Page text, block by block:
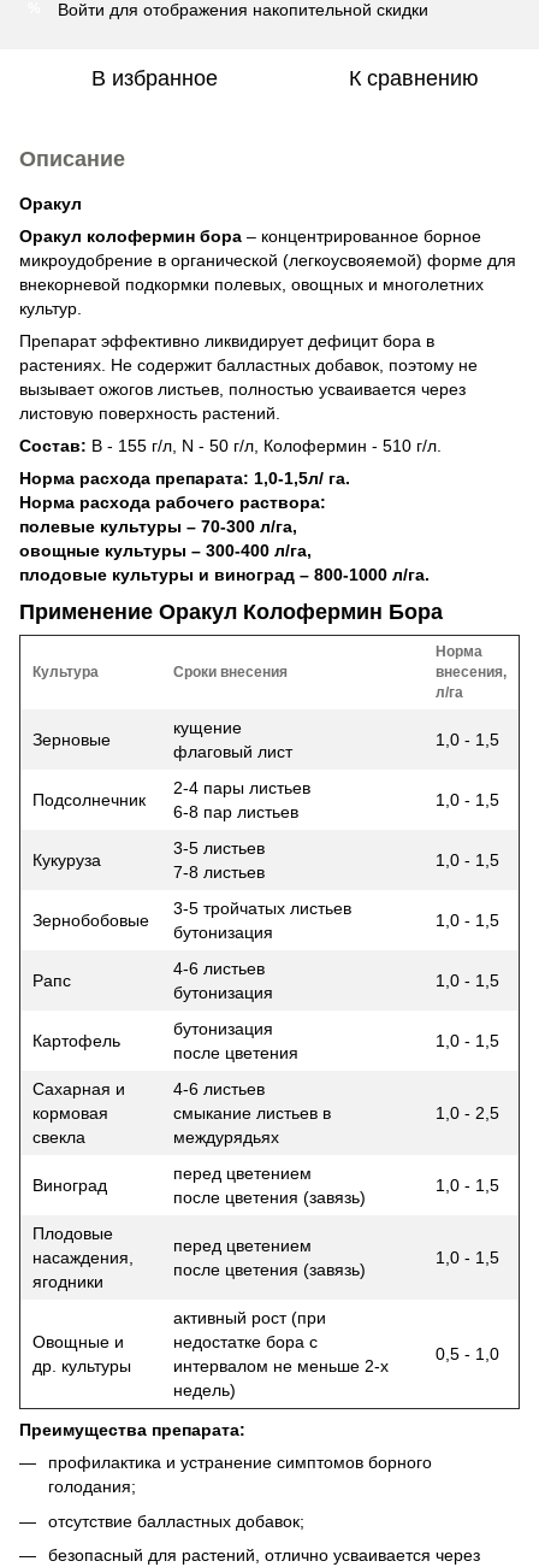
Войти для отображения накопительной скидки
В избранное К сравнению
Описание
Оракул
Оракул колофермин бора – концентрированное борное
микроудобрение в органической (легкоусвояемой) форме для
внекорневой подкормки полевых, овощных и многолетних
культур.
Препарат эффективно ликвидирует дефицит бора в
растениях. Не содержит балластных добавок, поэтому не
вызывает ожогов листьев, полностью усваивается через
листовую поверхность растений.
Состав: B - 155 г/л, N - 50 г/л, Колофермин - 510 г/л.
Норма расхода препарата: 1,0-1,5л/ га.
Норма расхода рабочего раствора:
полевые культуры – 70-300 л/га,
овощные культуры – 300-400 л/га,
плодовые культуры и виноград – 800-1000 л/га.
Применение Оракул Колофермин Бора
Культура Сроки внесения
Норма
внесения,
л/га
Зерновые
кущение
флаговый лист
1,0 - 1,5
Подсолнечник
2-4 пары листьев
6-8 пар листьев
1,0 - 1,5
Кукуруза
3-5 листьев
7-8 листьев
1,0 - 1,5
Зернобобовые
3-5 тройчатых листьев
бутонизация
1,0 - 1,5
Рапс
4-6 листьев
бутонизация
1,0 - 1,5
Картофель
бутонизация
после цветения
1,0 - 1,5
Сахарная и
кормовая
свекла
4-6 листьев
смыкание листьев в
междурядьях
1,0 - 2,5
Виноград
перед цветением
после цветения (завязь)
1,0 - 1,5
Плодовые
насаждения,
ягодники
перед цветением
после цветения (завязь)
1,0 - 1,5
Овощные и
др. культуры
активный рост (при
недостатке бора с
интервалом не меньше 2-х
недель)
0,5 - 1,0
Преимущества препарата:
профилактика и устранение симптомов борного
голодания;
отсутствие балластных добавок;
безопасный для растений, отлично усваивается через